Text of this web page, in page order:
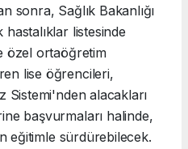
sonra, Sağlık Bakanlığı
listesinde
özel ortaöğretim
lise öğrencileri,
Sistemi'nden alacakları
başvurmaları halinde,
eğitimle sürdürebilecek.